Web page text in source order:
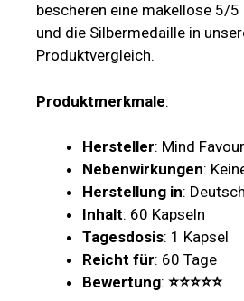
bescheren eine makellose 5/5
und die Silbermedaille in
Produktvergleich.
Produktmerkmale:
Hersteller: Mind Favour
Nebenwirkungen:
Herstellung in:
Inhalt: 60 Kapseln
Tagesdosis: 1 Kapsel
Reicht für: 60 Tage
Bewertung: ⭐⭐⭐⭐⭐